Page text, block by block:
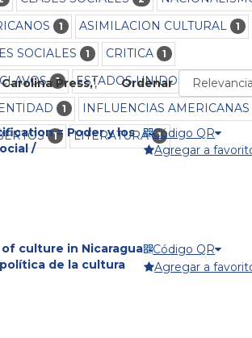
1 ASIMILACION CULTURAL 1
SOCIALES 1 CRITICA 1
1 ESTADOS UNIDOS 1
1 INFLUENCIAS AMERICANAS
1 LITERATURA 1
Press,',
Ordenar
= Poder y los
/
Código QR
Agregar a
culture in Nicaragua
de la cultura
Código QR
Agregar a